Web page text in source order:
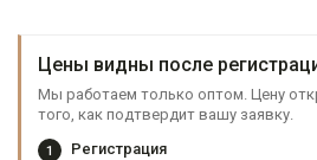
Цены видны после
Мы работаем только оптом. Цену
того, как подтвердит вашу заявку.
1 Регистрация